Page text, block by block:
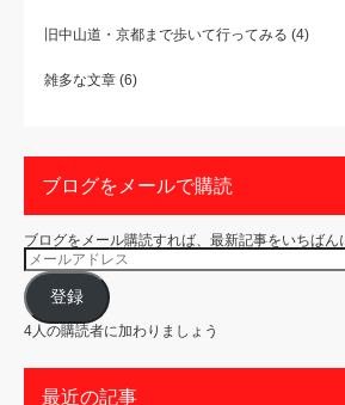
旧中山道・京都まで歩いて行ってみる (4)
雑多な文章 (6)
ブログをメールで購読
ブログをメール購読すれば、最新記事をいちばん
メ
ー
ル
ア
ド
レ
ス
登録
4人の購読者に加わりましょう
最近の記事